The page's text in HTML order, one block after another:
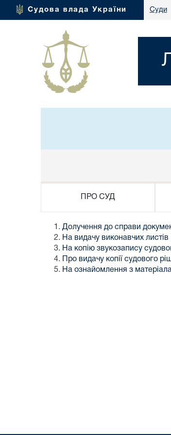
Судова влада України Суди
ПРО СУД
Долучення до справи
На видачу виконавчих листів
На копію звукозапису
Про видачу копії судового
На ознайомлення з